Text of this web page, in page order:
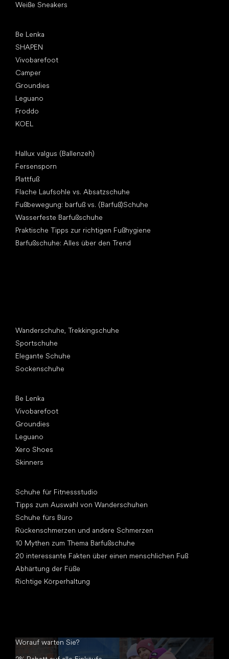
Weiße Sneakers
Be Lenka
SHAPEN
Vivobarefoot
Camper
Groundies
Leguano
Froddo
KOEL
Hallux valgus (Ballenzeh)
Fersensporn
Plattfuß
Flache Laufsohle vs. Absatzschuhe
Fußbewegung: barfuß vs. (Barfuß)Schuhe
Wasserfeste Barfußschuhe
Praktische Tipps zur richtigen Fußhygiene
Barfußschuhe: Alles über den Trend
Wanderschuhe, Trekkingschuhe
Sportschuhe
Elegante Schuhe
Sockenschuhe
Be Lenka
Vivobarefoot
Groundies
Leguano
Xero Shoes
Skinners
Schuhe für Fitnessstudio
Tipps zum Auswahl von Wanderschuhen
Schuhe fürs Büro
Rückenschmerzen und andere Schmerzen
10 Mythen zum Thema Barfußschuhe
20 interessante Fakten über einen menschlichen Fuß
Abhärtung der Füße
Richtige Körperhaltung
Worauf warten Sie?